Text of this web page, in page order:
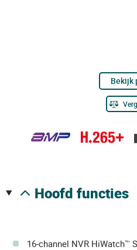
Bekijk
hoofd functies
16-channel NVR HiWatch™